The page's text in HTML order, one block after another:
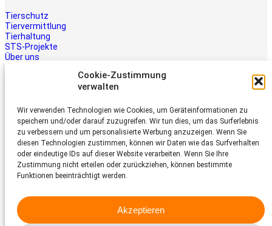
Cookie-Zustimmung
verwalten
Wir verwenden Technologien wie Cookies, um Geräteinformationen zu
speichern und/oder darauf zuzugreifen. Wir tun dies, um das Surferlebnis
zu verbessern und um personalisierte Werbung anzuzeigen. Wenn Sie
diesen Technologien zustimmen, können wir Daten wie das Surfverhalten
oder eindeutige IDs auf dieser Website verarbeiten. Wenn Sie Ihre
Zustimmung nicht erteilen oder zurückziehen, können bestimmte
Funktionen beeinträchtigt werden.
Akzeptieren
Tierschutz
Tiervermittlung
Tierhaltung
STS-Projekte
Über uns
Tiere brauchen Hilfe – auch Ihre.
Unterstützen Sie die Arbeit des
Schweizer Tierschutz STS.
Jetzt spenden
Schweizer Tierschutz STS
CH-4053 Basel